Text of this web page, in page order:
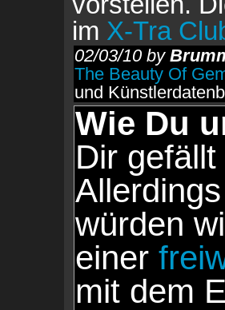
im X-Tra
02/03/10 by
The Beauty Of
und
Wie Du
Dir
würden
einer
mit dem